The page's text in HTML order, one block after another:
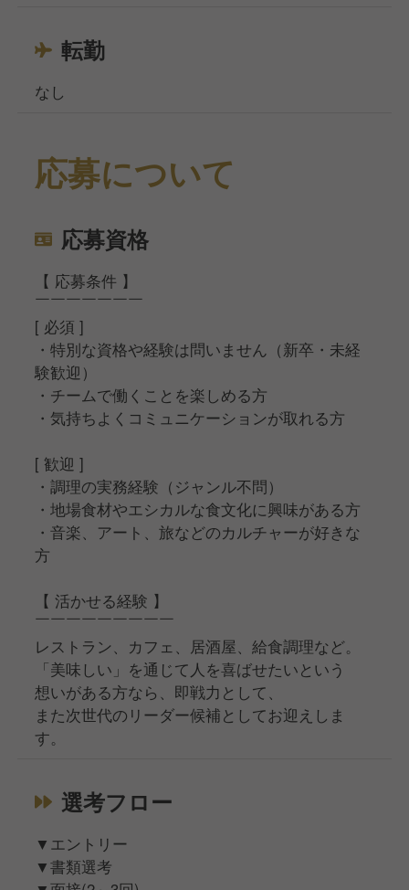
転勤
なし
応募について
応募資格
【 応募条件 】
￣￣￣￣￣￣￣
[ 必須 ]
・特別な資格や経験は問いません（新卒・未経
験歓迎）
・チームで働くことを楽しめる方
・気持ちよくコミュニケーションが取れる方
[ 歓迎 ]
・調理の実務経験（ジャンル不問）
・地場食材やエシカルな食文化に興味がある方
・音楽、アート、旅などのカルチャーが好きな
方
【 活かせる経験 】
￣￣￣￣￣￣￣￣￣
レストラン、カフェ、居酒屋、給食調理など。
「美味しい」を通じて人を喜ばせたいという
想いがある方なら、即戦力として、
また次世代のリーダー候補としてお迎えしま
す。
選考フロー
▼エントリー
▼書類選考